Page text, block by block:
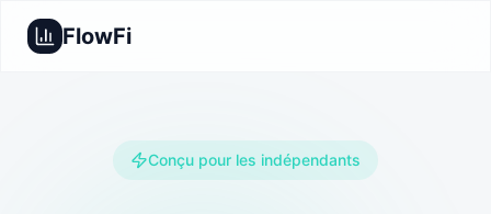
FlowFi
Conçu pour les indépendants